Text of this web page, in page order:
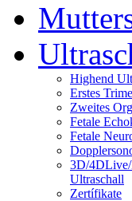
Highend
Erstes
Zweites
Fetale
Fetale
3D/
Ultraschall
Zertífikate